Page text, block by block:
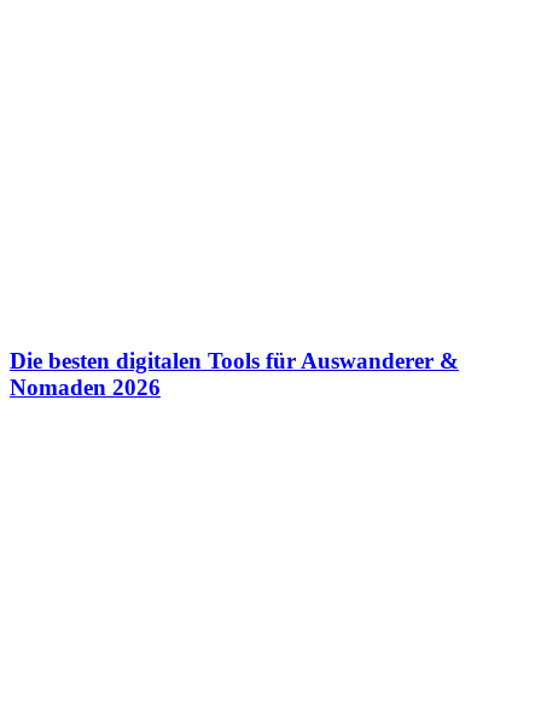
Die besten digitalen Tools für Auswanderer &
Nomaden 2026